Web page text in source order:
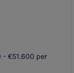
€51.600 per